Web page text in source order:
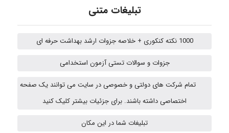
A.balandeh
تبلیغات متنی
1000 نکته کنکوری + خلاصه جزوات ارشد بهداشت حرفه ای
جزوات و سوالات تستی آزمون استخدامی
تمام شرکت های دولتی و خصوصی در سایت می توانند یک صفحه
اختصاصی داشته باشند. برای جزئیات بیشتر کلیک کنید
تبلیغات شما در این مکان